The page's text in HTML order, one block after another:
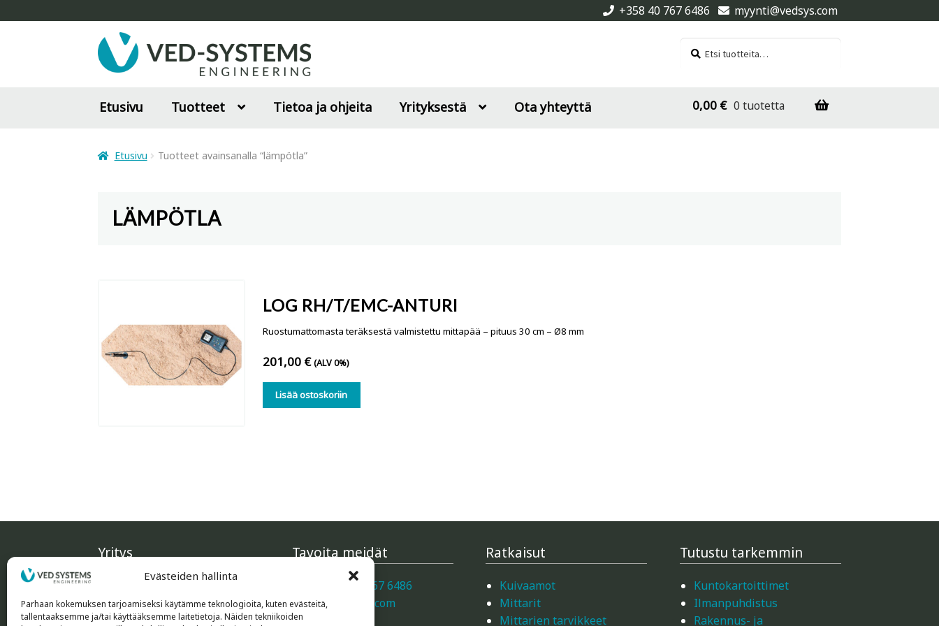
Evästeiden hallinta
Parhaan kokemuksen tarjoamiseksi käytämme teknologioita, kuten evästeitä,
tallentaaksemme ja/tai käyttääksemme laitetietoja. Näiden tekniikoiden
+358 40 767 6486
myynti@vedsys.com
Siirry
navigointiin
Siirry
sisältöön
Etusivu Tuotteet Tietoa ja ohjeita Yrityksestä Ota yhteyttä 0,00 € 0 tuotetta
Etusivu Tuotteet avainsanalla “lämpötla”
LÄMPÖTLA
LOG RH/T/EMC-ANTURI
Ruostumattomasta teräksestä valmistettu mittapää – pituus 30 cm – Ø8 mm
201,00 € (ALV 0%)
Lisää ostoskoriin
Yritys
Ved-Systems Oy Engineering
Tappurankatu 7
15230 Lahti, FINLAND
Tavoita meidät
Soita +358 40 767 6486
myynti@vedsys.com
Ratkaisut
Kuivaamot
Mittarit
Mittarien tarvikkeet
Tutustu tarkemmin
Kuntokartoittimet
Ilmanpuhdistus
Rakennus- ja